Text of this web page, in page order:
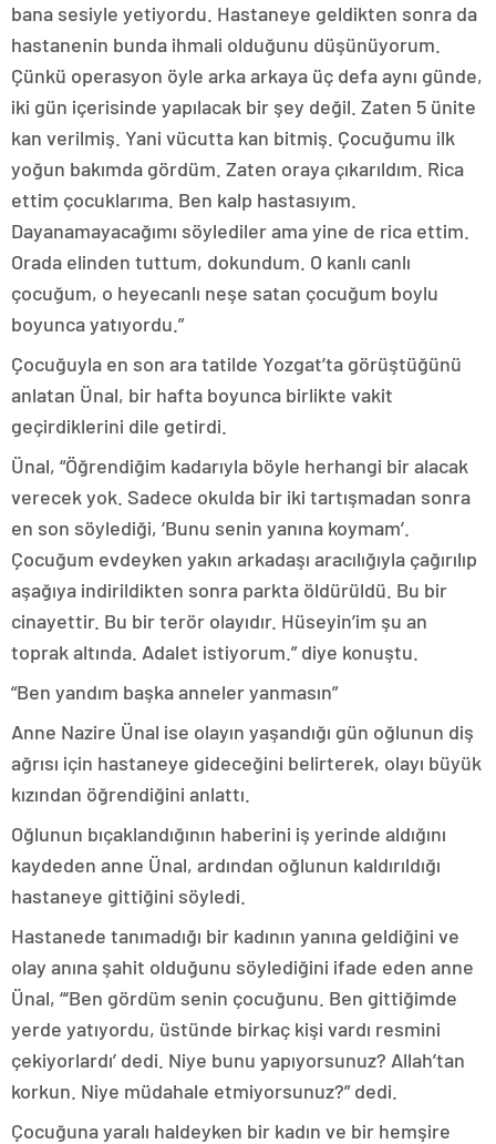
bana sesiyle yetiyordu. Hastaneye geldikten sonra da
hastanenin bunda ihmali olduğunu düşünüyorum.
Çünkü operasyon öyle arka arkaya üç defa aynı günde,
iki gün içerisinde yapılacak bir şey değil. Zaten 5 ünite
kan verilmiş. Yani vücutta kan bitmiş. Çocuğumu ilk
yoğun bakımda gördüm. Zaten oraya çıkarıldım. Rica
ettim çocuklarıma. Ben kalp hastasıyım.
Dayanamayacağımı söylediler ama yine de rica ettim.
Orada elinden tuttum, dokundum. O kanlı canlı
çocuğum, o heyecanlı neşe satan çocuğum boylu
boyunca yatıyordu.”
Çocuğuyla en son ara tatilde Yozgat’ta görüştüğünü
anlatan Ünal, bir hafta boyunca birlikte vakit
geçirdiklerini dile getirdi.
Ünal, “Öğrendiğim kadarıyla böyle herhangi bir alacak
verecek yok. Sadece okulda bir iki tartışmadan sonra
en son söylediği, ‘Bunu senin yanına koymam’.
Çocuğum evdeyken yakın arkadaşı aracılığıyla çağırılıp
aşağıya indirildikten sonra parkta öldürüldü. Bu bir
cinayettir. Bu bir terör olayıdır. Hüseyin’im şu an
toprak altında. Adalet istiyorum.” diye konuştu.
“Ben yandım başka anneler yanmasın”
Anne Nazire Ünal ise olayın yaşandığı gün oğlunun diş
ağrısı için hastaneye gideceğini belirterek, olayı büyük
kızından öğrendiğini anlattı.
Oğlunun bıçaklandığının haberini iş yerinde aldığını
kaydeden anne Ünal, ardından oğlunun kaldırıldığı
hastaneye gittiğini söyledi.
Hastanede tanımadığı bir kadının yanına geldiğini ve
olay anına şahit olduğunu söylediğini ifade eden anne
Ünal, “‘Ben gördüm senin çocuğunu. Ben gittiğimde
yerde yatıyordu, üstünde birkaç kişi vardı resmini
çekiyorlardı’ dedi. Niye bunu yapıyorsunuz? Allah’tan
korkun. Niye müdahale etmiyorsunuz?” dedi.
Çocuğuna yaralı haldeyken bir kadın ve bir hemşire